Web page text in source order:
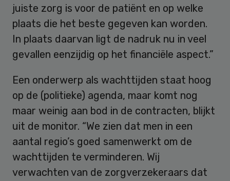
juiste zorg is voor de patiënt en op welke
plaats die het beste gegeven kan worden.
In plaats daarvan ligt de nadruk nu in veel
gevallen eenzijdig op het financiële aspect.”
Een onderwerp als wachttijden staat hoog
op de (politieke) agenda, maar komt nog
maar weinig aan bod in de contracten, blijkt
uit de monitor. “We zien dat men in een
aantal regio’s goed samenwerkt om de
wachttijden te verminderen. Wij
verwachten van de zorgverzekeraars dat